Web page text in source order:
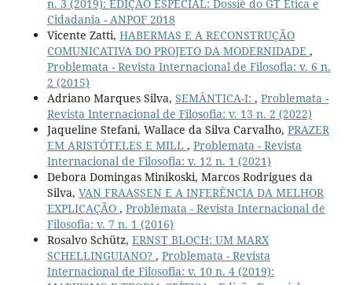
n. 3 (2019): EDIÇÃO ESPECIAL: Dossiê do GT Ética e
Cidadania - ANPOF 2018
Vicente Zatti, HABERMAS E A RECONSTRUÇÃO
COMUNICATIVA DO PROJETO DA MODERNIDADE ,
Problemata - Revista Internacional de Filosofia: v. 6 n.
2 (2015)
Adriano Marques Silva, SEMÂNTICA-I: , Problemata -
Revista Internacional de Filosofia: v. 13 n. 2 (2022)
Jaqueline Stefani, Wallace da Silva Carvalho, PRAZER
EM ARISTÓTELES E MILL , Problemata - Revista
Internacional de Filosofia: v. 12 n. 1 (2021)
Debora Domingas Minikoski, Marcos Rodrigues da
Silva, VAN FRAASSEN E A INFERÊNCIA DA MELHOR
EXPLICAÇÃO , Problemata - Revista Internacional de
Filosofia: v. 7 n. 1 (2016)
Rosalvo Schütz, ERNST BLOCH: UM MARX
SCHELLINGUIANO? , Problemata - Revista
Internacional de Filosofia: v. 10 n. 4 (2019):